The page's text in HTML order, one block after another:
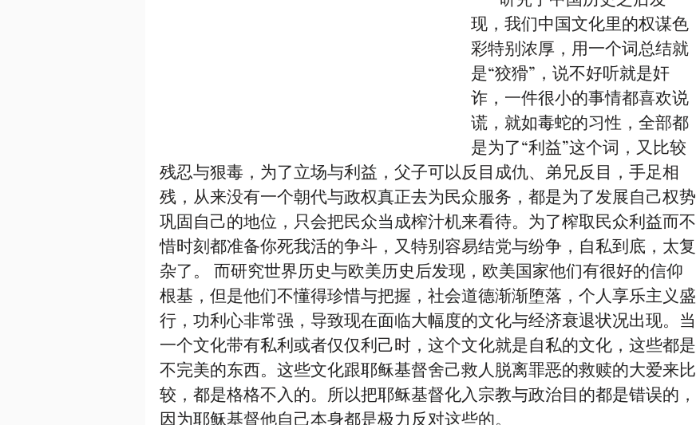
现，我们中国文化里的权谋色
彩特别浓厚，用一个词总结就
是“狡猾”，说不好听就是奸
诈，一件很小的事情都喜欢说
谎，就如毒蛇的习性，全部都
是为了“利益”这个词，又比较
残忍与狠毒，为了立场与利益，父子可以反目成仇、弟兄反目，手足相
残，从来没有一个朝代与政权真正去为民众服务，都是为了发展自己权势
巩固自己的地位，只会把民众当成榨汁机来看待。为了榨取民众利益而不
惜时刻都准备你死我活的争斗，又特别容易结党与纷争，自私到底，太复
杂了。 而研究世界历史与欧美历史后发现，欧美国家他们有很好的信仰
根基，但是他们不懂得珍惜与把握，社会道德渐渐堕落，个人享乐主义盛
行，功利心非常强，导致现在面临大幅度的文化与经济衰退状况出现。当
一个文化带有私利或者仅仅利己时，这个文化就是自私的文化，这些都是
不完美的东西。这些文化跟耶稣基督舍己救人脱离罪恶的救赎的大爱来比
较，都是格格不入的。所以把耶稣基督化入宗教与政治目的都是错误的，
因为耶稣基督他自己本身都是极力反对这些的。